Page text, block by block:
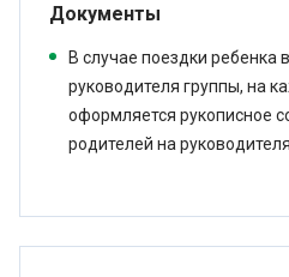
Документы
В случае поездки ребенка
руководителя группы, на
оформляется рукописное
родителей на